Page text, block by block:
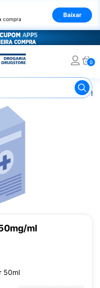
compra
Baixar
0
Remédio
ml
50ml